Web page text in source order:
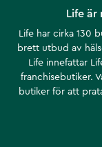
Life är
Life har cirka 130
brett utbud av
Life innefattar
franchisebutiker.
butiker för att